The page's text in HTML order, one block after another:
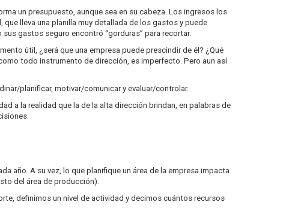
un presupuesto, aunque sea en su cabeza. Los ingresos los
lleva una planilla muy detallada de los gastos y puede
gastos seguro encontró “gorduras” para recortar.
útil, ¿será que una empresa puede prescindir de él? ¿Qué
todo instrumento de dirección, es imperfecto. Pero aun así
planificar, motivar/comunicar y evaluar/controlar.
a la realidad que la de la alta dirección brindan, en palabras de
año. A su vez, lo que planifique un área de la empresa impacta
del área de producción).
definimos un nivel de actividad y decimos cuántos recursos